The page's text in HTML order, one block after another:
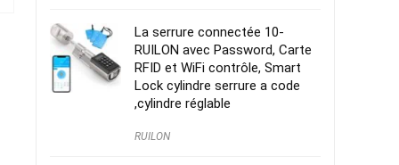
La serrure connectée 10-
RUILON avec Password, Carte
RFID et WiFi contrôle, Smart
Lock cylindre serrure a code
,cylindre réglable
RUILON